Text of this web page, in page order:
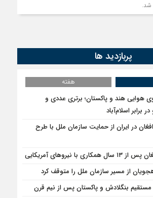
شد.
پربازدید ها
هفته
هوایی هند و پاکستان؛ برتری عددی و
برابر اسلام‌آباد
در ایران از حمایت سازمان ملل با طرح
با نیروهای آمریکایی
از مسیر سازمان ملل را متوقف کرد
مستقیم بنگلادش و پاکستان پس از نیم قرن